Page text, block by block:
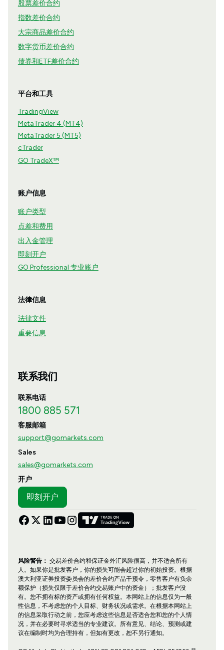
股票差价合约
指数差价合约
大宗商品差价合约
数字货币差价合约
债券和ETF差价合约
平台和工具
TradingView
MetaTrader 4 (MT4)
MetaTrader 5 (MT5)
cTrader
GO TradeX™
账户信息
账户类型
点差和费用
出入金管理
即刻开户
GO Professional 专业账户
法律信息
法律文件
重要信息
联系我们
联系电话
1800 885 571
客服邮箱
support@gomarkets.com
Sales
sales@gomarkets.com
开户
即刻开户
风险警告： 交易差价合约和保证金外汇风险很高，并不适合所有
人。如果你是批发客户，你的损失可能会超过你的初始投资。根据
澳大利亚证券投资委员会的差价合约产品干预令，零售客户有负余
额保护（损失仅限于差价合约交易账户中的资金）；批发客户没
有。您不拥有标的资产或拥有任何权益。本网站上的信息仅为一般
性信息，不考虑您的个人目标、财务状况或需求。在根据本网站上
的信息采取行动之前，您应考虑这些信息是否适合您和您的个人情
况，并在必要时寻求适当的专业建议。所有意见、结论、预测或建
议在编制时均为合理持有，但如有更改，恕不另行通知。